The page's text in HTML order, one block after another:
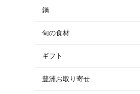
鍋
旬の食材
ギフト
豊洲お取り寄せ